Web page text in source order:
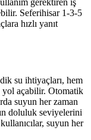
Seferihisar 1-3-5
hızlı yanıt
su ihtiyaçları, hem
yol açabilir. Otomatik
suyun her zaman
doluluk seviyelerini
suyun her